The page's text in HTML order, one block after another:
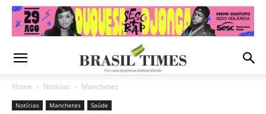
Home Notícias Manchetes
Notícias Manchetes Saúde